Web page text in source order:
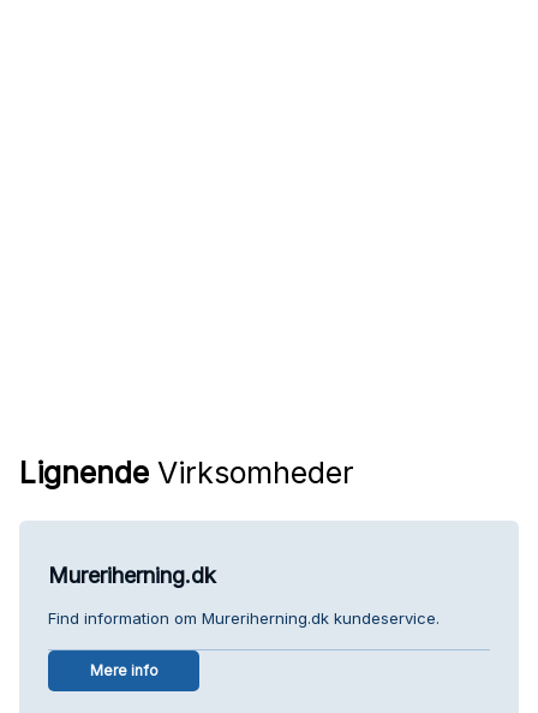
Lignende Virksomheder
Mureriherning.dk
Find information om Mureriherning.dk kundeservice.
Mere info